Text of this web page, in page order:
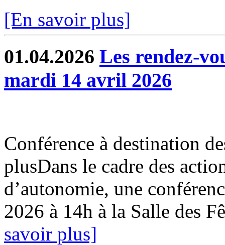
[En savoir plus]
01.04.2026 Les rendez-
mardi 14 avril 2026
Conférence à destination
plusDans le cadre des
d’autonomie, une
2026 à 14h à la Salle des
savoir plus]